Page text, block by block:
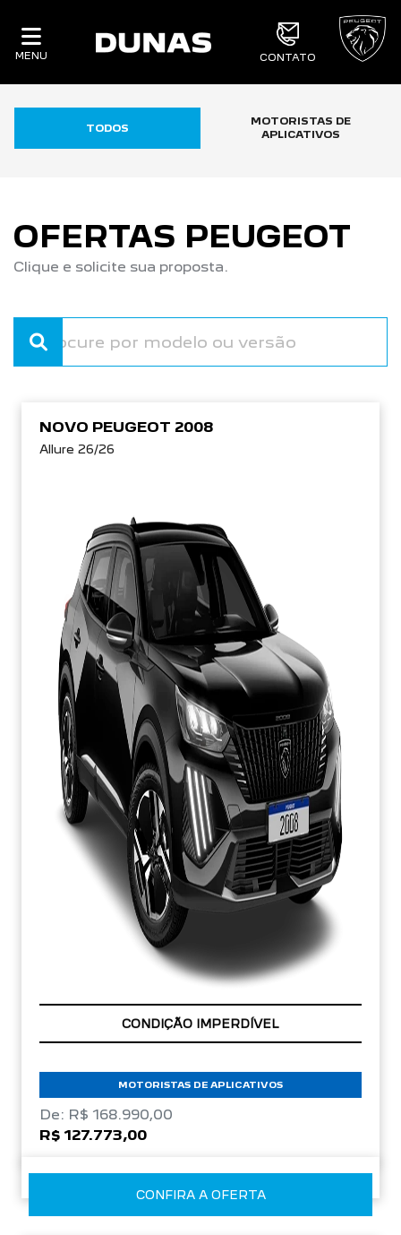
MENU CONTATO
TODOS
MOTORISTAS DE
APLICATIVOS
OFERTAS PEUGEOT
Clique e solicite sua proposta.
NOVO PEUGEOT 2008
Allure 26/26
APROVEITE!
MOTORISTAS DE APLICATIVOS
De: R$ 168.990,00
R$ 127.773,00
CONFIRA A OFERTA